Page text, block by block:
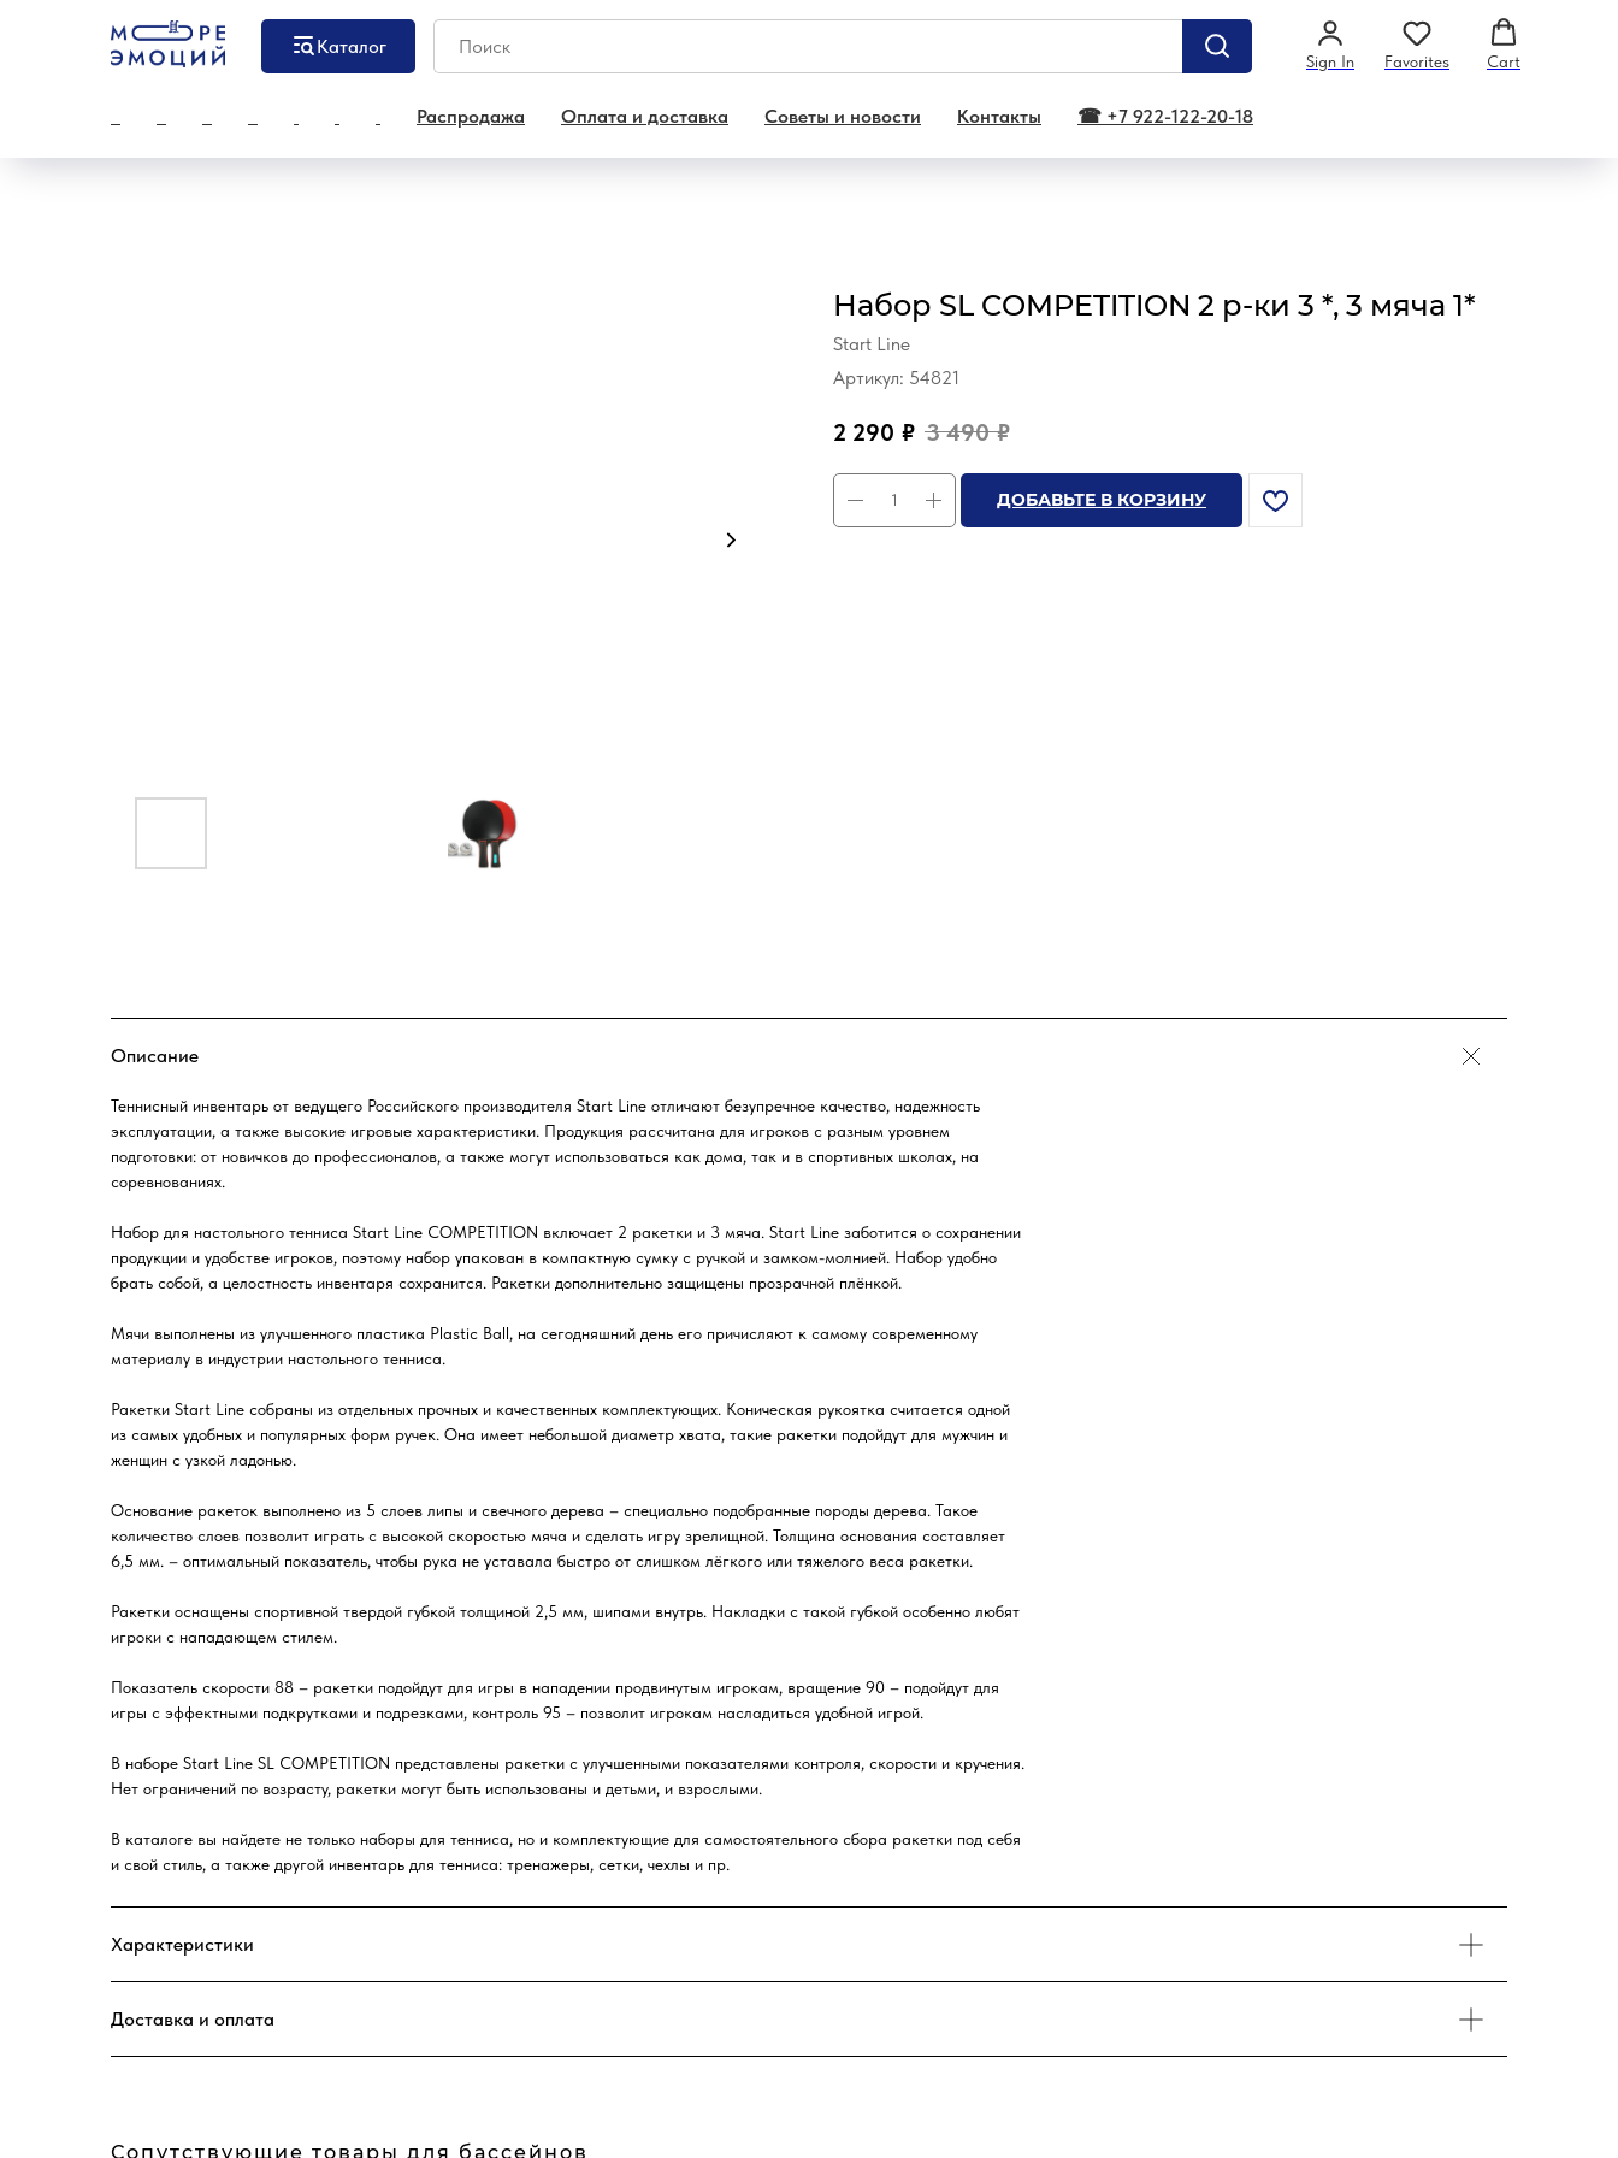
Каталог
Sign In Favorites Cart
Распродажа Оплата и доставка Советы и новости Контакты ☎ +7 922-122-20-18
Набор SL COMPETITION 2 р-ки 3 *, 3 мяча 1*
Start Line
Артикул: 54821
2 290 ₽ 3 490 ₽
ДОБАВЬТЕ В КОРЗИНУ
Описание
Теннисный инвентарь от ведущего Российского производителя Start Line отличают безупречное качество, надежность
эксплуатации, а также высокие игровые характеристики. Продукция рассчитана для игроков с разным уровнем
подготовки: от новичков до профессионалов, а также могут использоваться как дома, так и в спортивных школах, на
соревнованиях.
Набор для настольного тенниса Start Line COMPETITION включает 2 ракетки и 3 мяча. Start Line заботится о сохранении
продукции и удобстве игроков, поэтому набор упакован в компактную сумку с ручкой и замком-молнией. Набор удобно
брать собой, а целостность инвентаря сохранится. Ракетки дополнительно защищены прозрачной плёнкой.
Мячи выполнены из улучшенного пластика Plastic Ball, на сегодняшний день его причисляют к самому современному
материалу в индустрии настольного тенниса.
Ракетки Start Line собраны из отдельных прочных и качественных комплектующих. Коническая рукоятка считается одной
из самых удобных и популярных форм ручек. Она имеет небольшой диаметр хвата, такие ракетки подойдут для мужчин и
женщин с узкой ладонью.
Основание ракеток выполнено из 5 слоев липы и свечного дерева – специально подобранные породы дерева. Такое
количество слоев позволит играть с высокой скоростью мяча и сделать игру зрелищной. Толщина основания составляет
6,5 мм. – оптимальный показатель, чтобы рука не уставала быстро от слишком лёгкого или тяжелого веса ракетки.
Ракетки оснащены спортивной твердой губкой толщиной 2,5 мм, шипами внутрь. Накладки с такой губкой особенно любят
игроки с нападающем стилем.
Показатель скорости 88 – ракетки подойдут для игры в нападении продвинутым игрокам, вращение 90 – подойдут для
игры с эффектными подкрутками и подрезками, контроль 95 – позволит игрокам насладиться удобной игрой.
В наборе Start Line SL COMPETITION представлены ракетки с улучшенными показателями контроля, скорости и кручения.
Нет ограничений по возрасту, ракетки могут быть использованы и детьми, и взрослыми.
В каталоге вы найдете не только наборы для тенниса, но и комплектующие для самостоятельного сбора ракетки под себя
и свой стиль, а также другой инвентарь для тенниса: тренажеры, сетки, чехлы и пр.
Характеристики
Доставка и оплата
Сопутствующие товары для бассейнов